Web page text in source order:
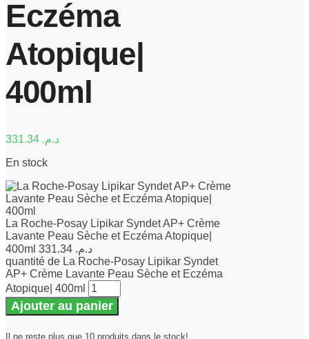
Eczéma
Atopique|
400ml
د.م.
En stock
La Roche-Posay Lipikar Syndet AP+ Crème
Lavante Peau Sèche et Eczéma Atopique|
400ml
د.م.
quantité de La Roche-Posay Lipikar Syndet
AP+ Crème Lavante Peau Sèche et Eczéma
Atopique| 400ml
Ajouter au panier
Il ne reste plus que 10 produits dans le stock!